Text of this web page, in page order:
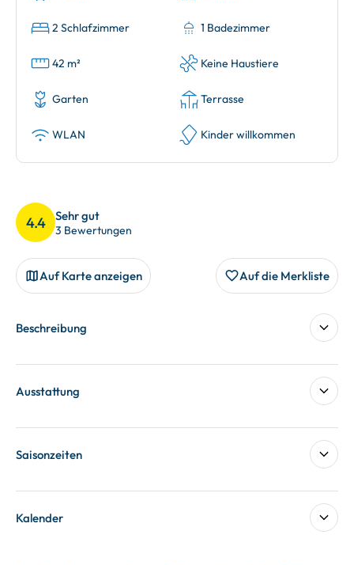
2 Schlafzimmer 1 Badezimmer
42 m² Keine Haustiere
Garten Terrasse
WLAN Kinder willkommen
4.4 Sehr gut
3 Bewertungen
Auf Karte anzeigen Auf die Merkliste
Beschreibung
Ausstattung
Saisonzeiten
Kalender